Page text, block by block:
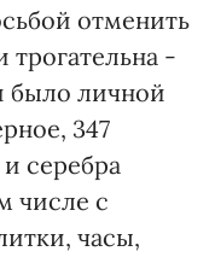
отменить
трогательна -
было личной
347
серебра
числе с
часы,